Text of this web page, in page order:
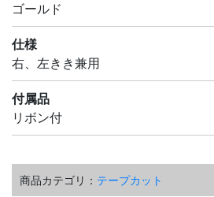
ゴールド
仕様
右、左きき兼用
付属品
リボン付
商品カテゴリ： テープカット